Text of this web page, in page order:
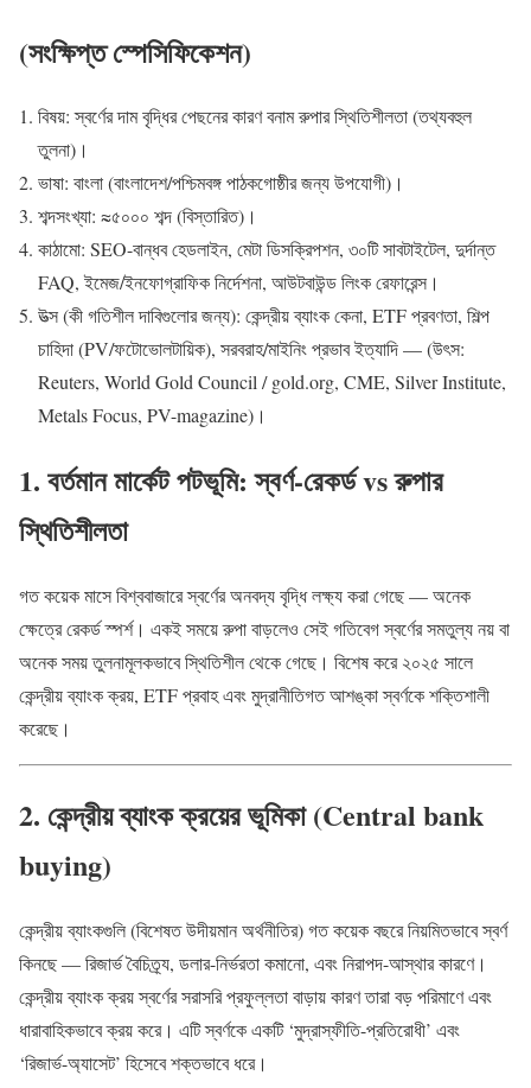
(সংক্ষিপ্ত স্পেসিফিকেশন)
বিষয়: স্বর্ণের দাম বৃদ্ধির পেছনের কারণ বনাম রুপার স্থিতিশীলতা (তথ্যবহুল
তুলনা)।
ভাষা: বাংলা (বাংলাদেশ/পশ্চিমবঙ্গ পাঠকগোষ্ঠীর জন্য উপযোগী)।
শব্দসংখ্যা: ≈৫০০০ শব্দ (বিস্তারিত)।
কাঠামো: SEO-বান্ধব হেডলাইন, মেটা ডিসক্রিপশন, ৩০টি সাবটাইটেল, দুর্দান্ত
FAQ, ইমেজ/ইনফোগ্রাফিক নির্দেশনা, আউটবাউন্ড লিংক রেফারেন্স।
উত্স (কী গতিশীল দাবিগুলোর জন্য): কেন্দ্রীয় ব্যাংক কেনা, ETF প্রবণতা, শিল্প
চাহিদা (PV/ফটোভোলটায়িক), সরবরাহ/মাইনিং প্রভাব ইত্যাদি — (উৎস:
Reuters, World Gold Council / gold.org, CME, Silver Institute,
Metals Focus, PV-magazine)।
1. বর্তমান মার্কেট পটভূমি: স্বর্ণ-রেকর্ড vs রুপার
স্থিতিশীলতা
গত কয়েক মাসে বিশ্ববাজারে স্বর্ণের অনবদ্য বৃদ্ধি লক্ষ্য করা গেছে — অনেক
ক্ষেত্রে রেকর্ড স্পর্শ। একই সময়ে রুপা বাড়লেও সেই গতিবেগ স্বর্ণের সমতুল্য নয় বা
অনেক সময় তুলনামূলকভাবে স্থিতিশীল থেকে গেছে। বিশেষ করে ২০২৫ সালে
কেন্দ্রীয় ব্যাংক ক্রয়, ETF প্রবাহ এবং মুদ্রানীতিগত আশঙ্কা স্বর্ণকে শক্তিশালী
করেছে।
2. কেন্দ্রীয় ব্যাংক ক্রয়ের ভূমিকা (Central bank
buying)
কেন্দ্রীয় ব্যাংকগুলি (বিশেষত উদীয়মান অর্থনীতির) গত কয়েক বছরে নিয়মিতভাবে স্বর্ণ
কিনছে — রিজার্ভ বৈচিত্র্য, ডলার-নির্ভরতা কমানো, এবং নিরাপদ-আস্থার কারণে।
কেন্দ্রীয় ব্যাংক ক্রয় স্বর্ণের সরাসরি প্রফুল্লতা বাড়ায় কারণ তারা বড় পরিমাণে এবং
ধারাবাহিকভাবে ক্রয় করে। এটি স্বর্ণকে একটি ‘মুদ্রাস্ফীতি-প্রতিরোধী’ এবং
‘রিজার্ভ-অ্যাসেট’ হিসেবে শক্তভাবে ধরে।